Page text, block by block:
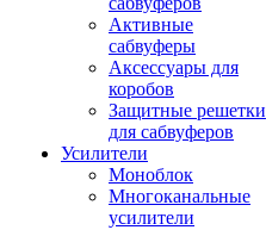
Активные
сабвуферы
Аксессуары для
коробов
Защитные решетки
для сабвуферов
Усилители
Моноблок
Многоканальные
усилители